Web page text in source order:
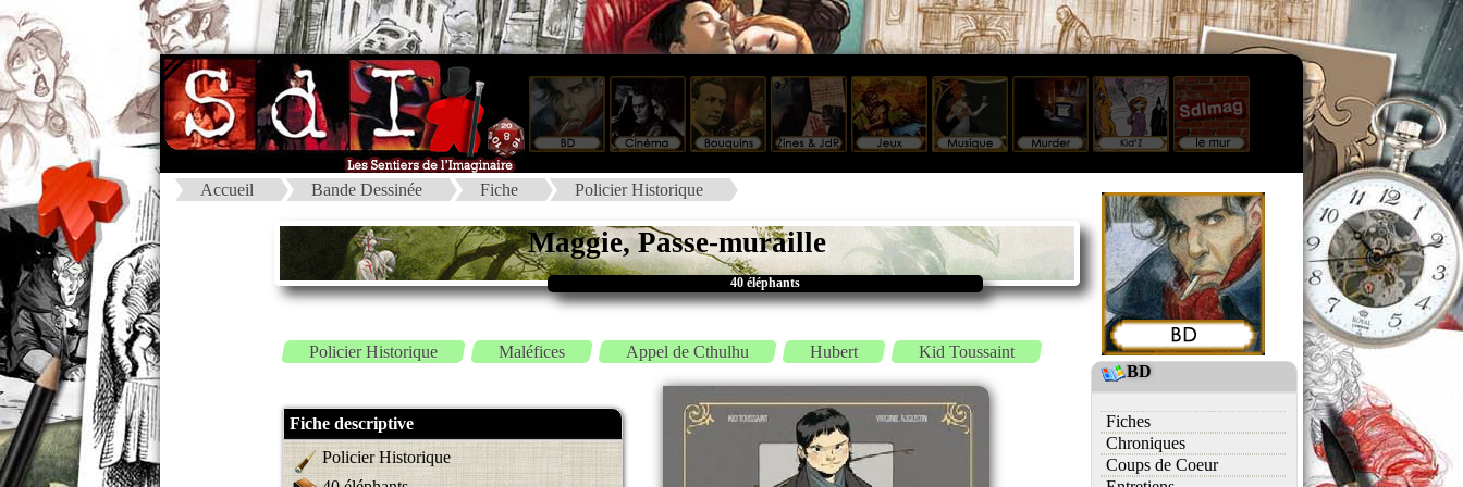
Accueil Bande Dessinée Fiche Policier Historique
Maggie, Passe-muraille
40 éléphants
Policier Historique Maléfices Appel de Cthulhu Hubert Kid Toussaint
Fiche descriptive
Policier Historique
BD
Fiches
Chroniques
Coups de Coeur